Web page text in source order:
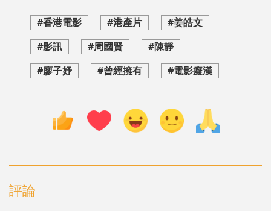
#香港電影 #港產片
#姜皓文
#影訊
#周國賢
#陳靜
#廖子妤
#曾經擁有 #電影癡漢
評論